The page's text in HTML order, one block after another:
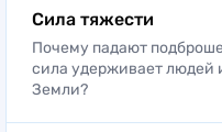
Сила тяжести
Почему падают
сила удерживает людей
Земли?